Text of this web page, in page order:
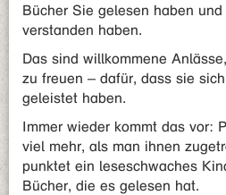
Bücher Sie gelesen haben
verstanden haben.
Das sind willkommene
zu freuen – dafür, dass sie
geleistet haben.
Immer wieder kommt das vor:
viel mehr, als man ihnen
punktet ein leseschwaches
Bücher, die es gelesen hat.